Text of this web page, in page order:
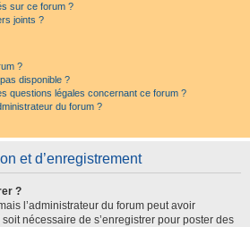
sur ce forum ?
joints ?
?
disponible ?
questions légales concernant ce forum ?
du forum ?
et d’enregistrement
?
l’administrateur du forum peut avoir
nécessaire de s’enregistrer pour poster des